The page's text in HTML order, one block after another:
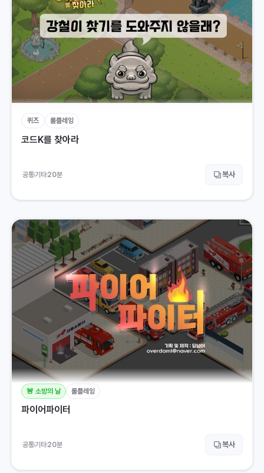
퀴즈 롤플레잉
코드K를 찾아라
공통기타20분 복사
🚨 소방의 날 롤플레잉
파이어파이터
공통기타20분 복사